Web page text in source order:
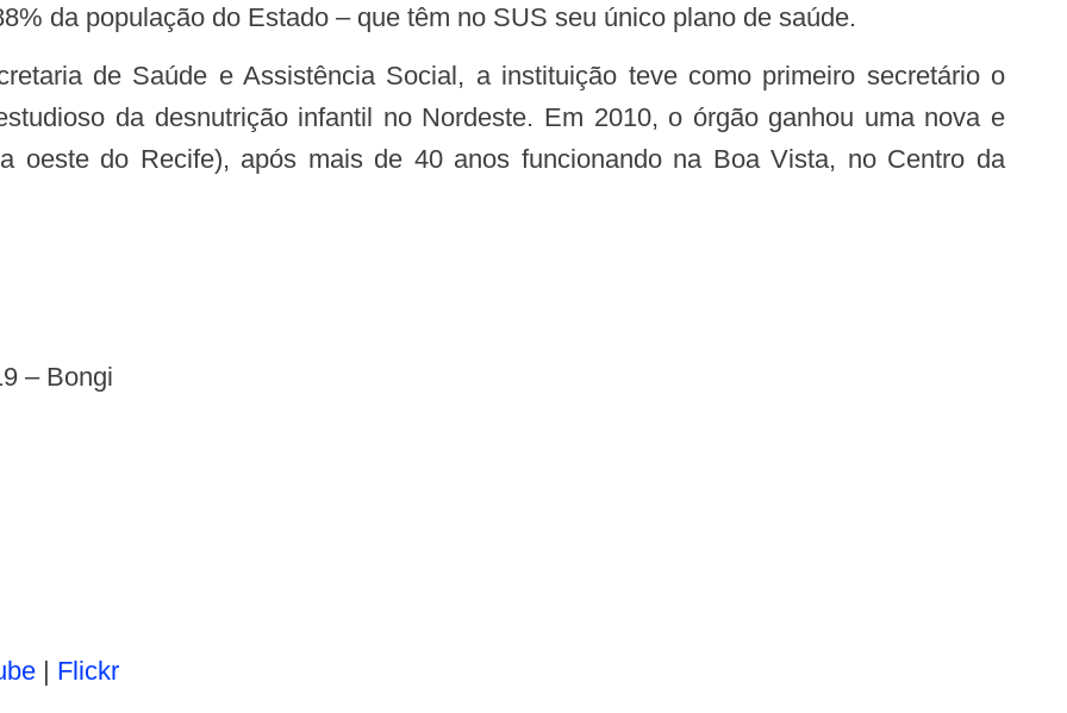
da população do Estado – que têm no SUS seu único plano de saúde.
da desnutrição infantil no Nordeste. Em 2010, o órgão ganhou uma nova e
oeste do Recife), após mais de 40 anos funcionando na Boa Vista, no Centro da
– Bongi
| Flickr